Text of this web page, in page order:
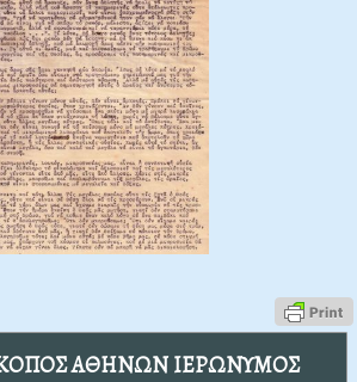
ΑΘΗΝΩΝ ΙΕΡΩΝΥΜΟΣ